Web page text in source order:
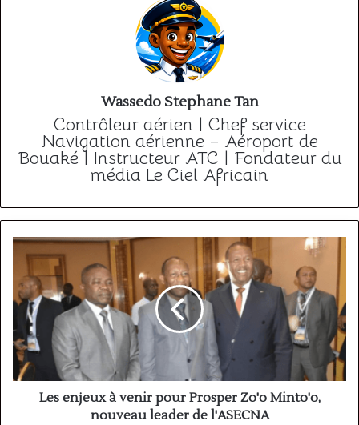
Wassedo Stephane Tan
Contrôleur aérien | Chef service
Navigation aérienne – Aéroport de
Bouaké | Instructeur ATC | Fondateur du
média Le Ciel Africain
Les
enjeux
à
venir
pour
Prosper
Zo'o
Minto'o,
nouveau
leader
Les enjeux à venir pour Prosper Zo'o Minto'o,
nouveau leader de l'ASECNA